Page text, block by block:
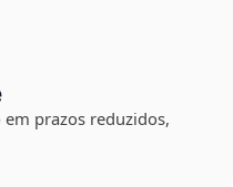
prazos reduzidos,